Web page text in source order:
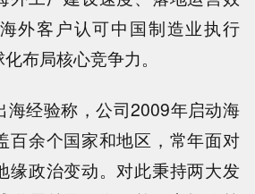
外客户认可中国制造业执行
布局核心竞争力。
海经验称，公司2009年启动海
百余个国家和地区，常年面对
缘政治变动。对此秉持两大发